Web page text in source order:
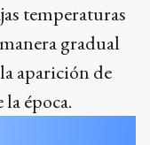
temperaturas
gradual
aparición de
época.